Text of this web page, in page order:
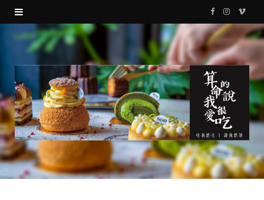
F
a
c
e
b
o
k
I
s
g
r
a
V
i